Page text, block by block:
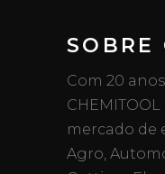
SOBRE
Com 20
mercado de
Agro,